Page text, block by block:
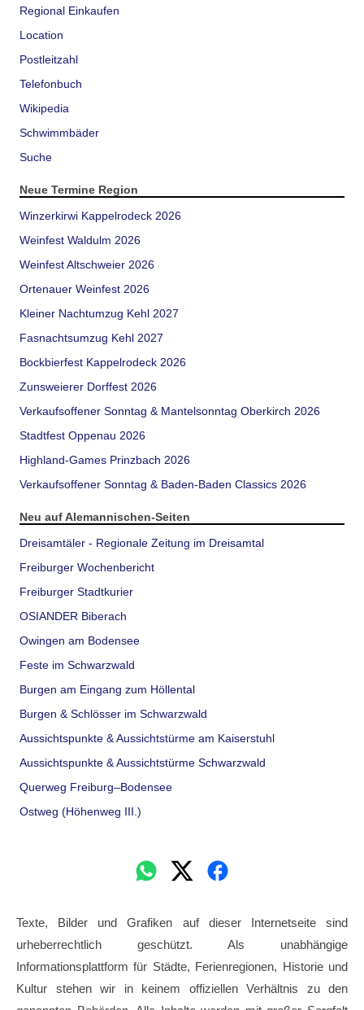
Regional Einkaufen
Location
Postleitzahl
Telefonbuch
Wikipedia
Schwimmbäder
Suche
Neue Termine Region
Winzerkirwi Kappelrodeck 2026
Weinfest Waldulm 2026
Weinfest Altschweier 2026
Ortenauer Weinfest 2026
Kleiner Nachtumzug Kehl 2027
Fasnachtsumzug Kehl 2027
Bockbierfest Kappelrodeck 2026
Zunsweierer Dorffest 2026
Verkaufsoffener Sonntag & Mantelsonntag Oberkirch 2026
Stadtfest Oppenau 2026
Highland-Games Prinzbach 2026
Verkaufsoffener Sonntag & Baden-Baden Classics 2026
Neu auf Alemannischen-Seiten
Dreisamtäler - Regionale Zeitung im Dreisamtal
Freiburger Wochenbericht
Freiburger Stadtkurier
OSIANDER Biberach
Owingen am Bodensee
Feste im Schwarzwald
Burgen am Eingang zum Höllental
Burgen & Schlösser im Schwarzwald
Aussichtspunkte & Aussichtstürme am Kaiserstuhl
Aussichtspunkte & Aussichtstürme Schwarzwald
Querweg Freiburg–Bodensee
Ostweg (Höhenweg III.)
Texte, Bilder und Grafiken auf dieser Internetseite sind
urheberrechtlich geschützt. Als unabhängige
Informationsplattform für Städte, Ferienregionen, Historie und
Kultur stehen wir in keinem offiziellen Verhältnis zu den